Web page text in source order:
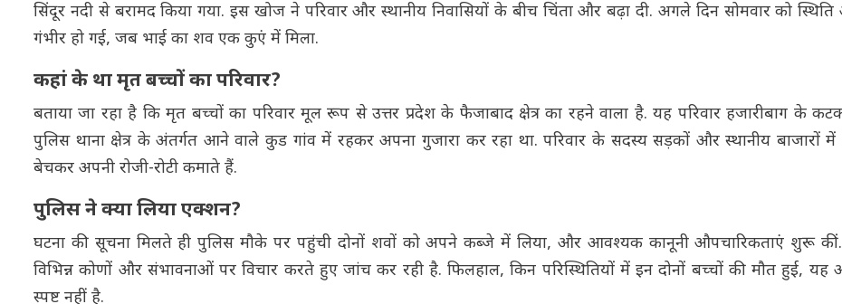
सिंदूर नदी से बरामद किया गया. इस खोज ने परिवार और स्थानीय निवासियों के बीच चिंता और बढ़ा दी. अगले दिन सोमवार को
गंभीर हो गई, जब भाई का शव एक कुएं में मिला.
कहां के था मृत बच्चों का परिवार?
बताया जा रहा है कि मृत बच्चों का परिवार मूल रूप से उत्तर प्रदेश के फैजाबाद क्षेत्र का रहने वाला है. यह परिवार हजारीबाग के
पुलिस थाना क्षेत्र के अंतर्गत आने वाले कुड गांव में रहकर अपना गुजारा कर रहा था. परिवार के सदस्य सड़कों और स्थानीय बाजारों में
बेचकर अपनी रोजी-रोटी कमाते हैं.
पुलिस ने क्या लिया एक्शन?
घटना की सूचना मिलते ही पुलिस मौके पर पहुंची दोनों शवों को अपने कब्जे में लिया, और आवश्यक कानूनी औपचारिकताएं शुरू
विभिन्न कोणों और संभावनाओं पर विचार करते हुए जांच कर रही है. फिलहाल, किन परिस्थितियों में इन दोनों बच्चों की मौत हुई, यह
स्पष्ट नहीं है.